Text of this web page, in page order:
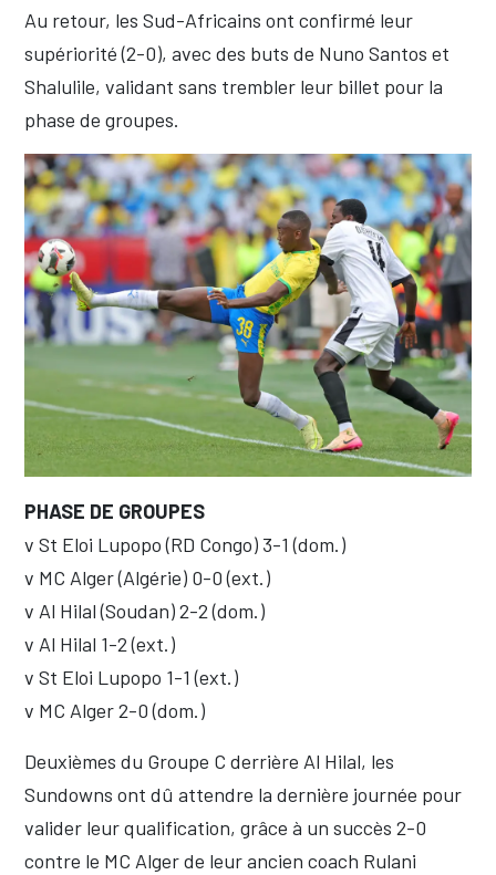
Au retour, les Sud-Africains ont confirmé leur
supériorité (2-0), avec des buts de Nuno Santos et
Shalulile, validant sans trembler leur billet pour la
phase de groupes.
PHASE DE GROUPES
v St Eloi Lupopo (RD Congo) 3-1 (dom.)
v MC Alger (Algérie) 0-0 (ext.)
v Al Hilal (Soudan) 2-2 (dom.)
v Al Hilal 1-2 (ext.)
v St Eloi Lupopo 1-1 (ext.)
v MC Alger 2-0 (dom.)
Deuxièmes du Groupe C derrière Al Hilal, les
Sundowns ont dû attendre la dernière journée pour
valider leur qualification, grâce à un succès 2-0
contre le MC Alger de leur ancien coach Rulani